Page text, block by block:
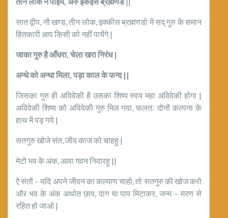
सात द्वीप, नौ खण्ड, तीन लोक, इक्कीस ब्रह्मणडो में सद् गुरु के समान
हितकारी आप किसी को नहीं पायेंगे |
जाका गुरु है आँधरा, चेला खरा निरंध|
अन्धे को अन्धा मिला, पड़ा काल के फन्द ||
जिसका गुरु ही अविवेकी है उसका शिष्य स्वय महा अविवेकी होगा |
अविवेकी शिष्य को अविवेकी गुरु मिल गया, फलतः दोनों कल्पना के
हाथ में पड़ गये |
सतगुरु खोजे संत, जीव काज को चाहहु |
मेटो भव के अंक, आवा गवन निवारहु ||
ऐ संतों – यदि अपने जीवन का कल्याण चाहो, तो सतगुरु की खोज करो
और भव के अंक अर्थात छाप, दाग या पाप मिटाकर, जन्म – मरण से
रहित हो जाओ |